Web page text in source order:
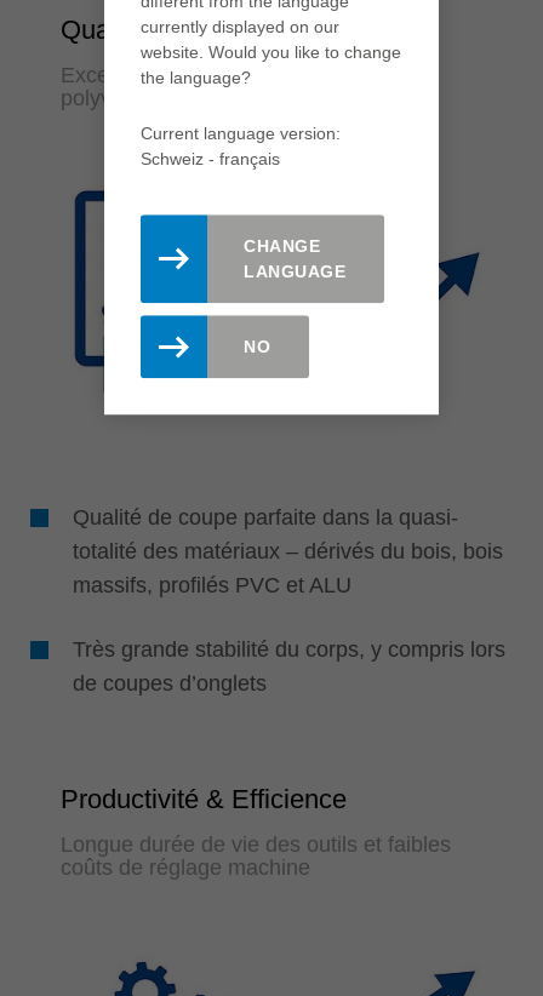
Qualité & Flexibilité
Excellents résultats de coupe et
polyvalence d’application
Qualité de coupe parfaite dans la quasi-
totalité des matériaux – dérivés du bois, bois
massifs, profilés PVC et ALU
Très grande stabilité du corps, y compris lors
de coupes d’onglets
Productivité & Efficience
Longue durée de vie des outils et faibles
coûts de réglage machine
currently displayed on our
website. Would you like to change
the language?
Current language version:
Schweiz - français
CHANGE
LANGUAGE
NO